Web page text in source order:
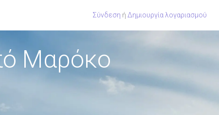
Σύνδεση ή Δημιουργία λογαριασμού
Μαρόκο